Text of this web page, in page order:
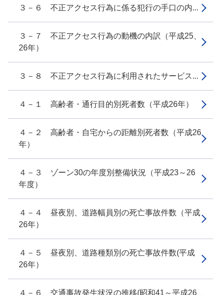
３－６ 不正アクセス行為に係る犯行の手口の内...
３－７ 不正アクセス行為の動機の内訳（平成25、
26年）
３－８ 不正アクセス行為に利用されたサービス...
４－１ 高齢者・通行目的別死者数（平成26年）
４－２ 高齢者・自宅からの距離別死者数（平成26
年）
４－３ ゾーン30の年度別整備状況（平成23～26
年度）
４－４ 昼夜別、道路幅員別の死亡事故件数（平成
26年）
４－５ 昼夜別、道路種類別の死亡事故件数(平成
26年）
４－６ 交通事故発生状況の推移(昭和41～平成26